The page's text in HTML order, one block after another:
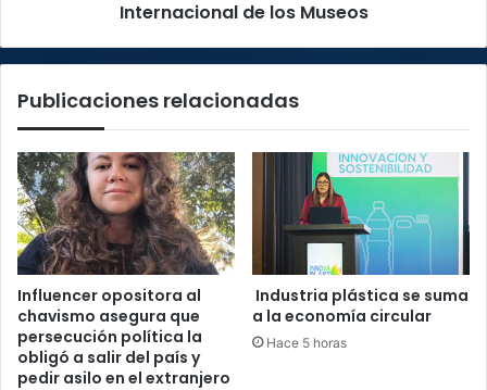
Museos
Internacional de los Museos
Publicaciones relacionadas
Influencer opositora al
chavismo asegura que
persecución política la
obligó a salir del país y
pedir asilo en el extranjero
Industria plástica se suma
a la economía circular
Hace 5 horas